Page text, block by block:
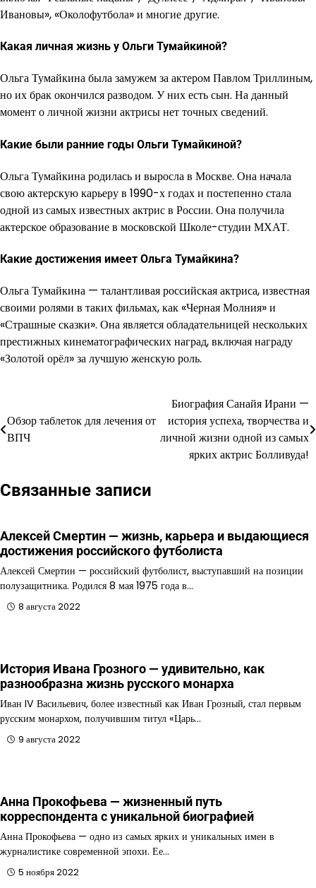
Ивановы», «Околофутбола» и многие другие.
Какая личная жизнь у Ольги Тумайкиной?
Ольга Тумайкина была замужем за актером Павлом Триллиным,
но их брак окончился разводом. У них есть сын. На данный
момент о личной жизни актрисы нет точных сведений.
Какие были ранние годы Ольги Тумайкиной?
Ольга Тумайкина родилась и выросла в Москве. Она начала
свою актерскую карьеру в 1990-х годах и постепенно стала
одной из самых известных актрис в России. Она получила
актерское образование в московской Школе-студии МХАТ.
Какие достижения имеет Ольга Тумайкина?
Ольга Тумайкина — талантливая российская актриса, известная
своими ролями в таких фильмах, как «Черная Молния» и
«Страшные сказки». Она является обладательницей нескольких
престижных кинематографических наград, включая награду
«Золотой орёл» за лучшую женскую роль.
по
Обзор таблеток для лечения от
ВПЧ
Биография Санайя Ирани —
история успеха, творчества и
личной жизни одной из самых
ярких актрис Болливуда!
Связанные записи
Алексей Смертин — жизнь, карьера и выдающиеся
достижения российского футболиста
Алексей Смертин — российский футболист, выступавший на позиции
полузащитника. Родился 8 мая 1975 года в…
8 августа 2022
История Ивана Грозного — удивительно, как
разнообразна жизнь русского монарха
Иван IV Васильевич, более известный как Иван Грозный, стал первым
русским монархом, получившим титул «Царь…
9 августа 2022
Анна Прокофьева — жизненный путь
корреспондента с уникальной биографией
Анна Прокофьева — одно из самых ярких и уникальных имен в
журналистике современной эпохи. Ее…
5 ноября 2022